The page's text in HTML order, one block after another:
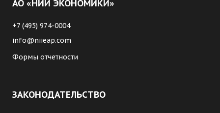
АО «НИИ ЭКОНОМИКИ»
+7 (495) 974-0004
info@niieap.com
Формы отчетности
ЗАКОНОДАТЕЛЬСТВО